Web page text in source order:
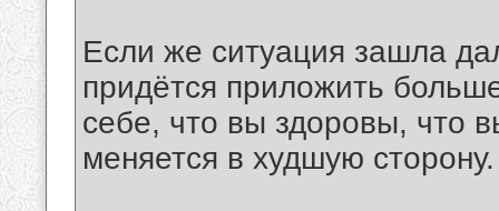
Если же ситуация зашла
придётся приложить
себе, что вы здоровы, что
меняется в худшую сторону.